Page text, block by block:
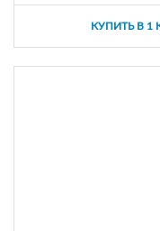
КУПИТЬ В 1